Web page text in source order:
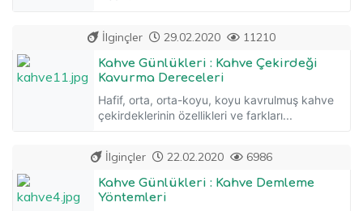
İlginçler 29.02.2020 11210
Kahve Günlükleri : Kahve Çekirdeği
Kavurma Dereceleri
Hafif, orta, orta-koyu, koyu kavrulmuş kahve
çekirdeklerinin özellikleri ve farkları...
İlginçler 22.02.2020 6986
Kahve Günlükleri : Kahve Demleme
Yöntemleri